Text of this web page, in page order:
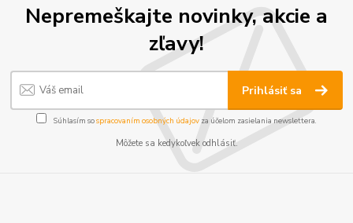
Nepremeškajte novinky, akcie a
zľavy!
Prihlásiť sa
Súhlasím sospracovaním osobných údajov za účelom zasielania newslettera.
Môžete sa kedykoľvek odhlásiť.